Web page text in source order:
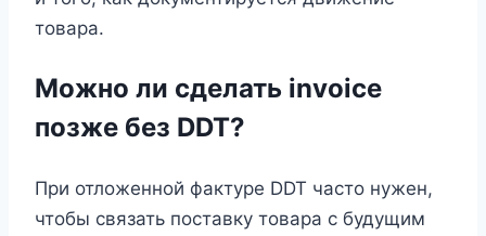
товара.
Можно ли сделать invoice
позже без DDT?
При отложенной фактуре DDT часто нужен,
чтобы связать поставку товара с будущим